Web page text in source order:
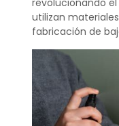
revolucionando
utilizan
fabricación de